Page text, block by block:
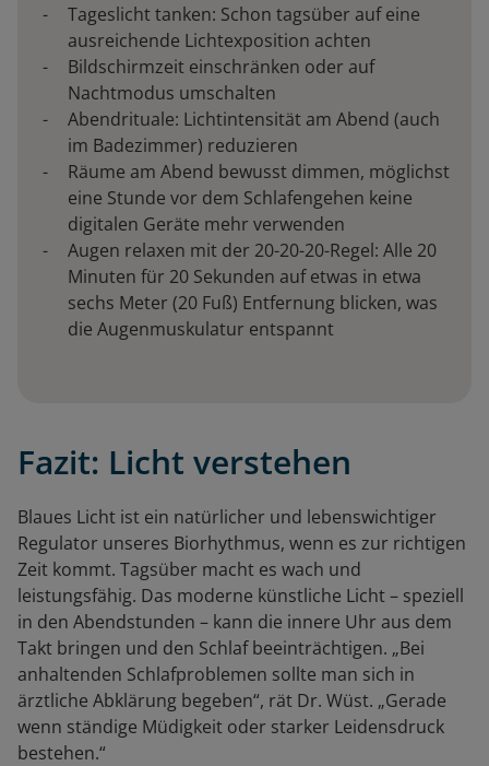
Tageslicht tanken: Schon tagsüber auf eine
ausreichende Lichtexposition achten
Bildschirmzeit einschränken oder auf
Nachtmodus umschalten
Abendrituale: Lichtintensität am Abend (auch
im Badezimmer) reduzieren
Räume am Abend bewusst dimmen, möglichst
eine Stunde vor dem Schlafengehen keine
digitalen Geräte mehr verwenden
Augen relaxen mit der 20-20-20-Regel: Alle 20
Minuten für 20 Sekunden auf etwas in etwa
sechs Meter (20 Fuß) Entfernung blicken, was
die Augenmuskulatur entspannt
Fazit: Licht verstehen
Blaues Licht ist ein natürlicher und lebenswichtiger
Regulator unseres Biorhythmus, wenn es zur richtigen
Zeit kommt. Tagsüber macht es wach und
leistungsfähig. Das moderne künstliche Licht – speziell
in den Abendstunden – kann die innere Uhr aus dem
Takt bringen und den Schlaf beeinträchtigen. „Bei
anhaltenden Schlafproblemen sollte man sich in
ärztliche Abklärung begeben“, rät Dr. Wüst. „Gerade
wenn ständige Müdigkeit oder starker Leidensdruck
bestehen.“